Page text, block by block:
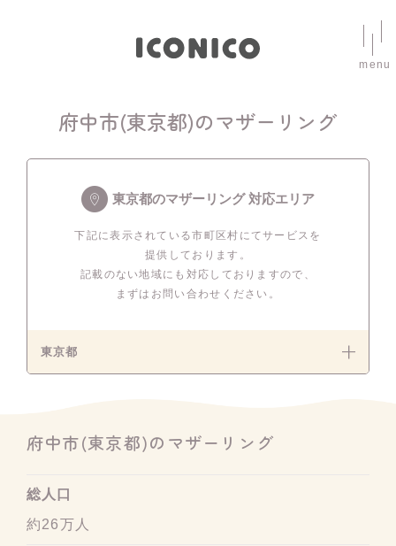
menu
府中市(東京都)のマザーリング
東京都のマザーリング 対応エリア
下記に表示されている市町区村にてサービスを
提供しております。
記載のない地域にも対応しておりますので、
まずはお問い合わせください。
東京都
府中市(東京都)のマザーリング
総人口
約26万人